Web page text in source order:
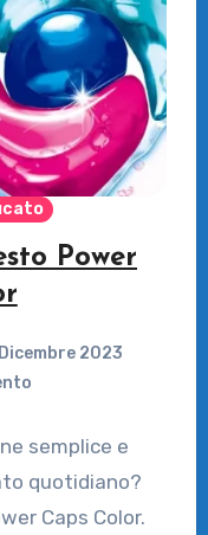
Power
2023
semplice e
quotidiano?
Caps Color.